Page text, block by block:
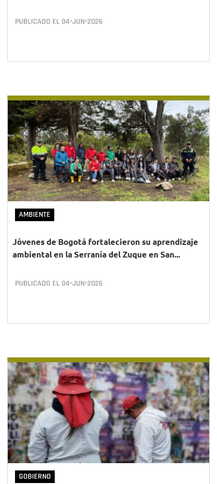
PUBLICADO EL 04•JUN•2026
AMBIENTE
Jóvenes de Bogotá fortalecieron su aprendizaje
ambiental en la Serranía del Zuque en San...
PUBLICADO EL 04•JUN•2026
GOBIERNO